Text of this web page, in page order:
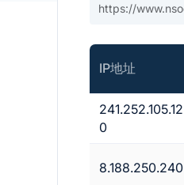
IP地址
241.252.105.12
0
8.188.250.240